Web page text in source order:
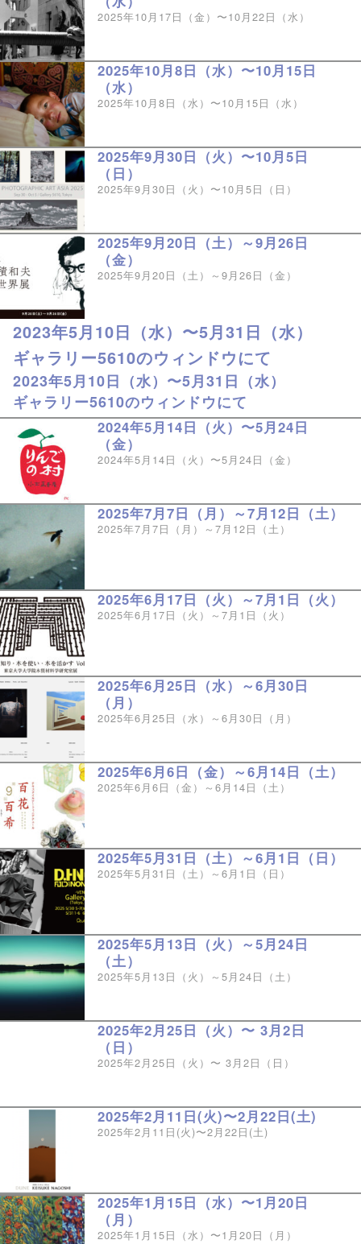
2025年10月17日（金）〜10月22日（水）
2025年10月8日（水）〜10月15日
（水）
2025年10月8日（水）〜10月15日（水）
2025年9月30日（火）〜10月5日
（日）
2025年9月30日（火）〜10月5日（日）
2025年9月20日（土）～9月26日
（金）
2025年9月20日（土）～9月26日（金）
2023年5月10日（水）〜5月31日（水）
ギャラリー5610のウィンドウにて
2023年5月10日（水）〜5月31日（水）
ギャラリー5610のウィンドウにて
2024年5月14日（火）〜5月24日
（金）
2024年5月14日（火）〜5月24日（金）
2025年7月7日（月）～7月12日（土）
2025年7月7日（月）～7月12日（土）
2025年6月17日（火）～7月1日（火）
2025年6月17日（火）～7月1日（火）
2025年6月25日（水）～6月30日
（月）
2025年6月25日（水）～6月30日（月）
2025年6月6日（金）～6月14日（土）
2025年6月6日（金）～6月14日（土）
2025年5月31日（土）～6月1日（日）
2025年5月31日（土）～6月1日（日）
2025年5月13日（火）～5月24日
（土）
2025年5月13日（火）～5月24日（土）
2025年2月25日（火）〜 3月2日
（日）
2025年2月25日（火）〜 3月2日（日）
2025年2⽉11⽇(⽕)〜2⽉22⽇(⼟)
2025年2⽉11⽇(⽕)〜2⽉22⽇(⼟)
2025年1月15日（水）〜1月20日
（月）
2025年1月15日（水）〜1月20日（月）